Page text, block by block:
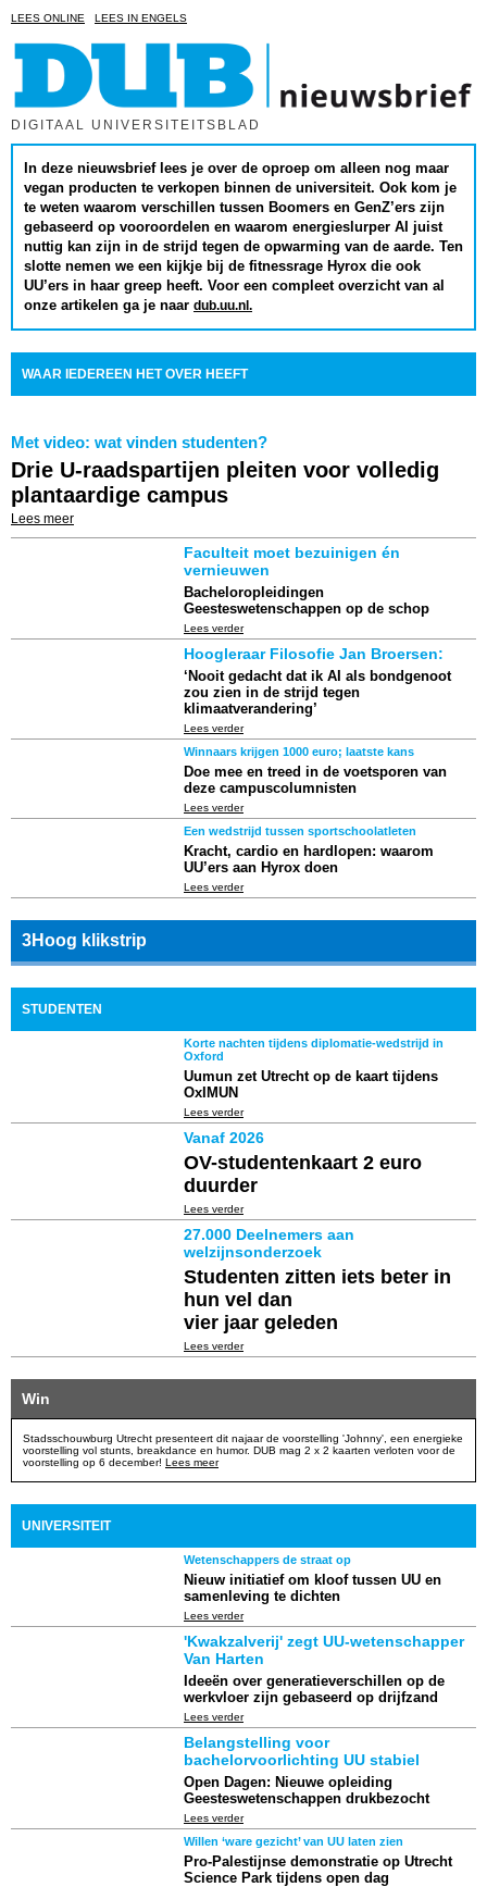
LEES ONLINE LEES IN ENGELS
DIGITAAL UNIVERSITEITSBLAD
In deze nieuwsbrief lees je over de oproep om alleen nog maar
vegan producten te verkopen binnen de universiteit. Ook kom je
te weten waarom verschillen tussen Boomers en GenZ’ers zijn
gebaseerd op vooroordelen en waarom energieslurper AI juist
nuttig kan zijn in de strijd tegen de opwarming van de aarde. Ten
slotte nemen we een kijkje bij de fitnessrage Hyrox die ook
UU’ers in haar greep heeft. Voor een compleet overzicht van al
onze artikelen ga je naar dub.uu.nl.
WAAR IEDEREEN HET OVER HEEFT
Met video: wat vinden studenten?
Drie U-raadspartijen pleiten voor volledig
plantaardige campus
Lees meer
Faculteit moet bezuinigen én
vernieuwen
Bacheloropleidingen
Geesteswetenschappen op de schop
Lees verder
Hoogleraar Filosofie Jan Broersen:
‘Nooit gedacht dat ik AI als bondgenoot
zou zien in de strijd tegen
klimaatverandering’
Lees verder
Winnaars krijgen 1000 euro; laatste kans
Doe mee en treed in de voetsporen van
deze campuscolumnisten
Lees verder
Een wedstrijd tussen sportschoolatleten
Kracht, cardio en hardlopen: waarom
UU’ers aan Hyrox doen
Lees verder
3Hoog klikstrip
STUDENTEN
Korte nachten tijdens diplomatie-wedstrijd in
Oxford
Uumun zet Utrecht op de kaart tijdens
OxIMUN
Lees verder
Vanaf 2026
OV-studentenkaart 2 euro
duurder
Lees verder
27.000 Deelnemers aan
welzijnsonderzoek
Studenten zitten iets beter in
hun vel dan
vier jaar geleden
Lees verder
Win
Stadsschouwburg Utrecht presenteert dit najaar de voorstelling 'Johnny', een energieke
voorstelling vol stunts, breakdance en humor. DUB mag 2 x 2 kaarten verloten voor de
voorstelling op 6 december! Lees meer
UNIVERSITEIT
Wetenschappers de straat op
Nieuw initiatief om kloof tussen UU en
samenleving te dichten
Lees verder
'Kwakzalverij' zegt UU-wetenschapper
Van Harten
Ideeën over generatieverschillen op de
werkvloer zijn gebaseerd op drijfzand
Lees verder
Belangstelling voor
bachelorvoorlichting UU stabiel
Open Dagen: Nieuwe opleiding
Geesteswetenschappen drukbezocht
Lees verder
Willen ‘ware gezicht’ van UU laten zien
Pro-Palestijnse demonstratie op Utrecht
Science Park tijdens open dag